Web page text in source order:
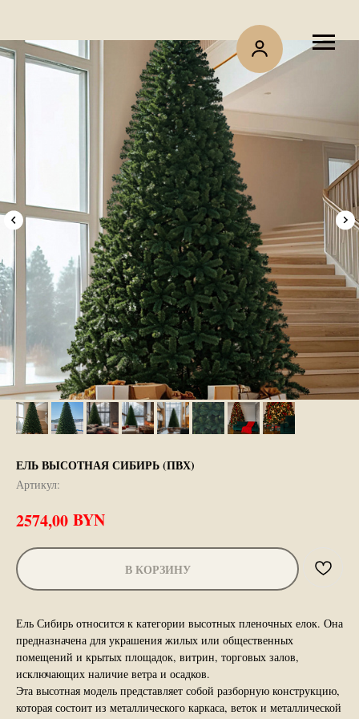
ЕЛЬ ВЫСОТНАЯ СИБИРЬ (ПВХ)
Артикул:
2574,00 BYN
В КОРЗИНУ
Ель Сибирь относится к категории высотных пленочных елок. Она
предназначена для украшения жилых или общественных
помещений и крытых площадок, витрин, торговых залов,
исключающих наличие ветра и осадков.
Эта высотная модель представляет собой разборную конструкцию,
которая состоит из металлического каркаса, веток и металлической